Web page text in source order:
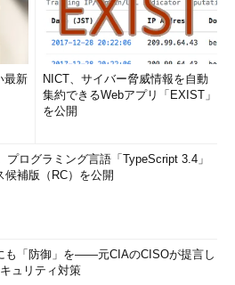
最新
NICT、サイバー脅威情報を自動
集約できるWebアプリ「EXIST」
を公開
プログラミング言語「TypeScript 3.4」
候補版（RC）を公開
も「防御」を――元CIAのCISOが提言し
ュリティ対策